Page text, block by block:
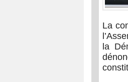
La
la